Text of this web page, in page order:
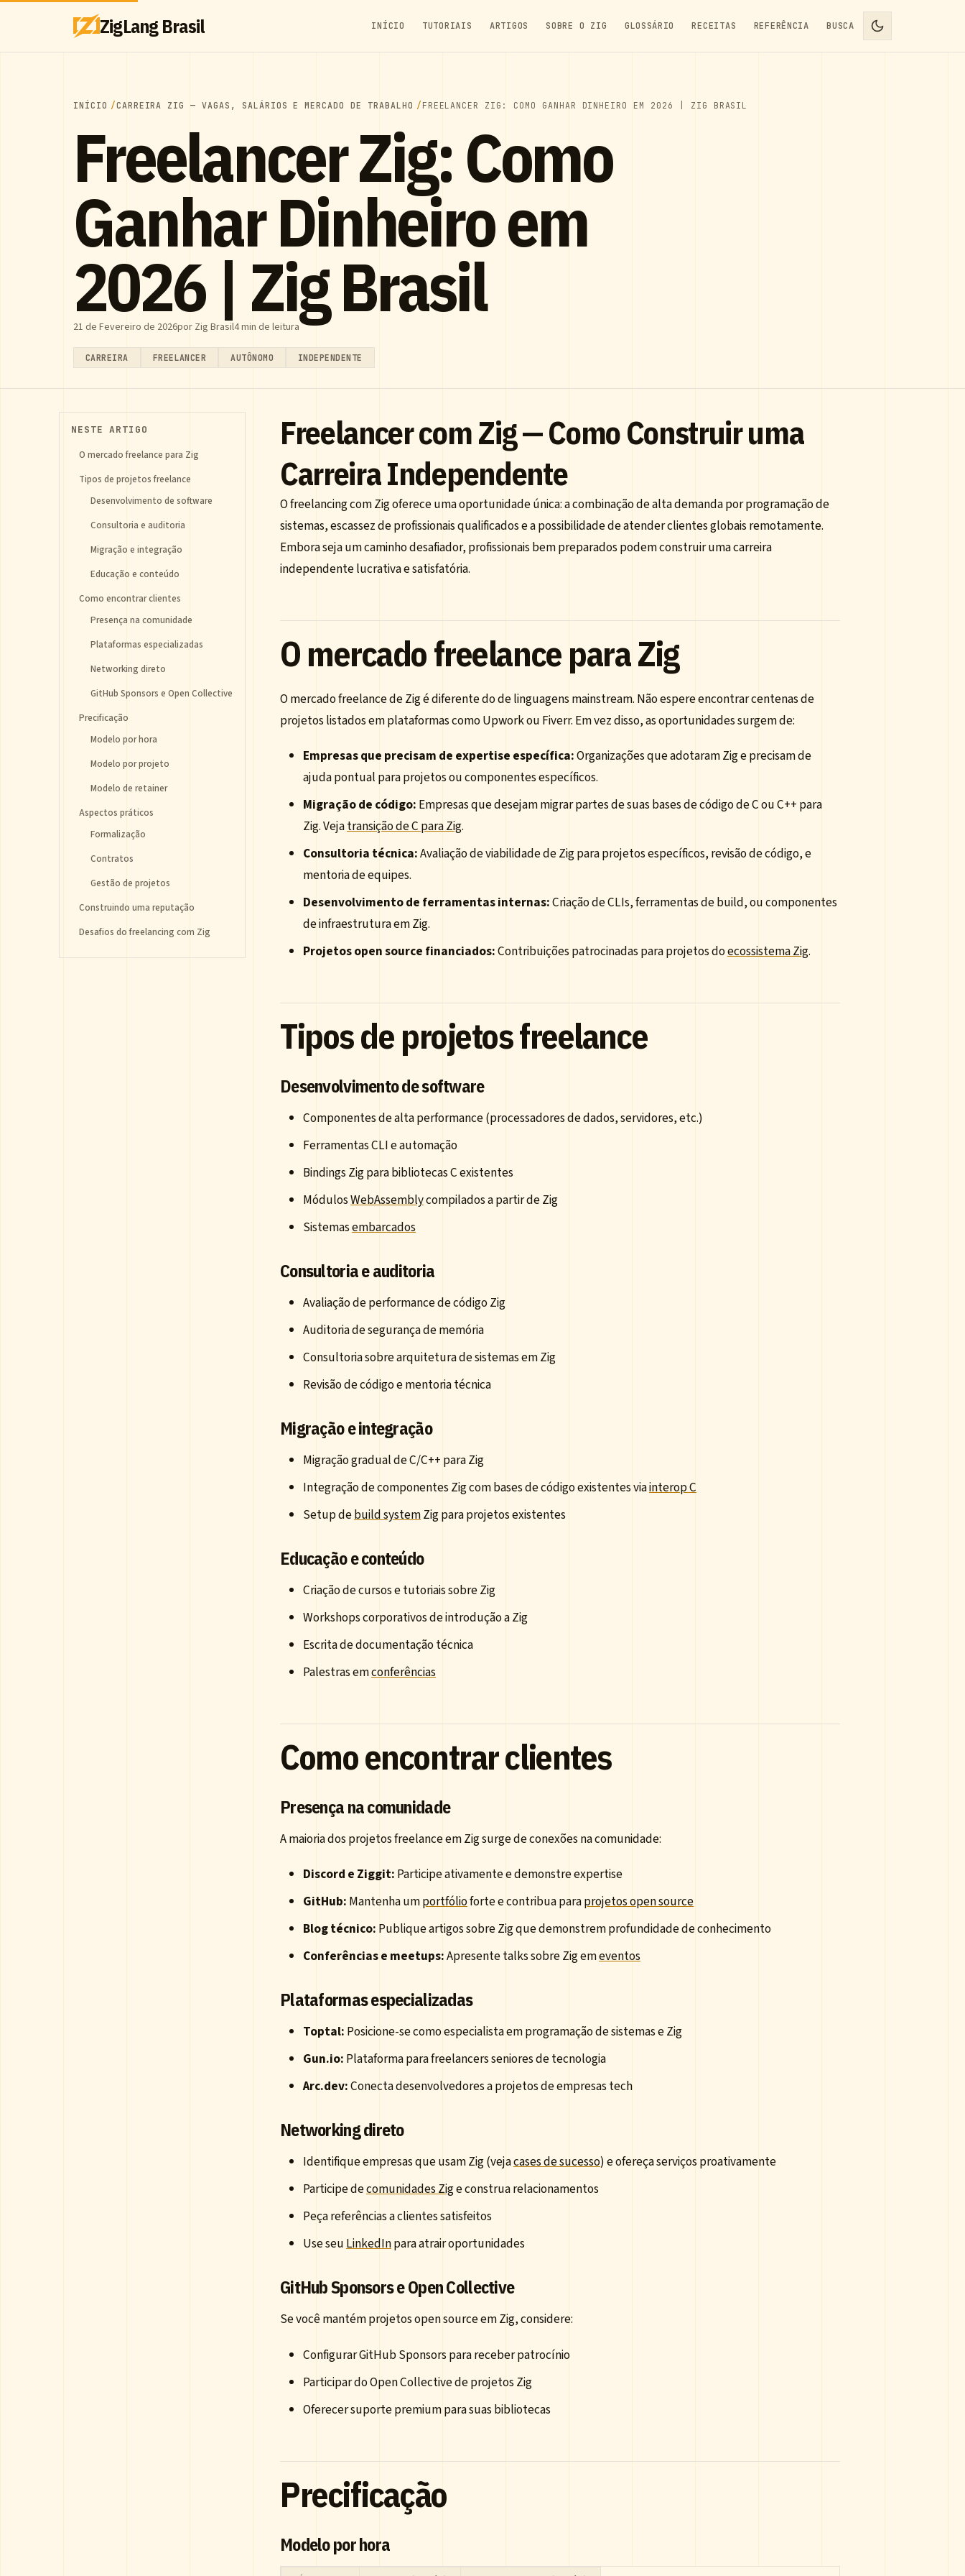
ZigLang Brasil INÍCIO TUTORIAIS ARTIGOS SOBRE O ZIG GLOSSÁRIO RECEITAS REFERÊNCIA BUSCA
INÍCIO CARREIRA ZIG — VAGAS, SALÁRIOS E MERCADO DE TRABALHO FREELANCER ZIG: COMO GANHAR DINHEIRO EM 2026 | ZIG BRASIL
Freelancer Zig: Como
Ganhar Dinheiro em
2026 | Zig Brasil
21 de Fevereiro de 2026por Zig Brasil4 min de leitura
CARREIRA FREELANCER AUTÔNOMO INDEPENDENTE
NESTE ARTIGO
O mercado freelance para Zig
Tipos de projetos freelance
Desenvolvimento de software
Consultoria e auditoria
Migração e integração
Educação e conteúdo
Como encontrar clientes
Presença na comunidade
Plataformas especializadas
Networking direto
GitHub Sponsors e Open Collective
Precificação
Modelo por hora
Modelo por projeto
Modelo de retainer
Aspectos práticos
Formalização
Contratos
Gestão de projetos
Construindo uma reputação
Desafios do freelancing com Zig
Freelancer com Zig — Como Construir uma
Carreira Independente
O freelancing com Zig oferece uma oportunidade única: a combinação de alta demanda por programação de
sistemas, escassez de profissionais qualificados e a possibilidade de atender clientes globais remotamente.
Embora seja um caminho desafiador, profissionais bem preparados podem construir uma carreira
independente lucrativa e satisfatória.
O mercado freelance para Zig
O mercado freelance de Zig é diferente do de linguagens mainstream. Não espere encontrar centenas de
projetos listados em plataformas como Upwork ou Fiverr. Em vez disso, as oportunidades surgem de:
Empresas que precisam de expertise específica:Organizações que adotaram Zig e precisam de
ajuda pontual para projetos ou componentes específicos.
Migração de código: Empresas que desejam migrar partes de suas bases de código de C ou C++ para
Zig. Vejatransição de C para Zig.
Consultoria técnica:Avaliação de viabilidade de Zig para projetos específicos, revisão de código, e
mentoria de equipes.
Desenvolvimento de ferramentas internas:Criação de CLIs, ferramentas de build, ou componentes
de infraestrutura em Zig.
Projetos open source financiados:Contribuições patrocinadas para projetos doecossistema Zig.
Tipos de projetos freelance
Desenvolvimento de software
Componentes de alta performance (processadores de dados, servidores, etc.)
Ferramentas CLI e automação
Bindings Zig para bibliotecas C existentes
MódulosWebAssemblycompilados a partir de Zig
Sistemasembarcados
Consultoria e auditoria
Avaliação de performance de código Zig
Auditoria de segurança de memória
Consultoria sobre arquitetura de sistemas em Zig
Revisão de código e mentoria técnica
Migração e integração
Migração gradual de C/C++ para Zig
Integração de componentes Zig com bases de código existentes viainterop C
Setup debuild systemZig para projetos existentes
Educação e conteúdo
Criação de cursos e tutoriais sobre Zig
Workshops corporativos de introdução a Zig
Escrita de documentação técnica
Palestras emconferências
Como encontrar clientes
Presença na comunidade
A maioria dos projetos freelance em Zig surge de conexões na comunidade:
Discord e Ziggit: Participe ativamente e demonstre expertise
GitHub: Mantenha umportfólioforte e contribua paraprojetos open source
Blog técnico: Publique artigos sobre Zig que demonstrem profundidade de conhecimento
Conferências e meetups:Apresente talks sobre Zig emeventos
Plataformas especializadas
Toptal: Posicione-se como especialista em programação de sistemas e Zig
Gun.io: Plataforma para freelancers seniores de tecnologia
Arc.dev:Conecta desenvolvedores a projetos de empresas tech
Networking direto
Identifique empresas que usam Zig (vejacases de sucesso) e ofereça serviços proativamente
Participe decomunidades Zige construa relacionamentos
Peça referências a clientes satisfeitos
Use seuLinkedInpara atrair oportunidades
GitHub Sponsors e Open Collective
Se você mantém projetos open source em Zig, considere:
Configurar GitHub Sponsors para receber patrocínio
Participar do Open Collective de projetos Zig
Oferecer suporte premium para suas bibliotecas
Precificação
Modelo por hora